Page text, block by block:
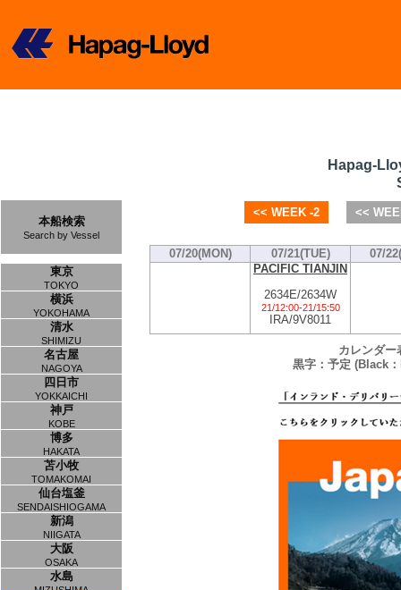
本船検索
Search by Vessel
東京
TOKYO
横浜
YOKOHAMA
清水
SHIMIZU
名古屋
NAGOYA
四日市
YOKKAICHI
神戸
KOBE
博多
HAKATA
苫小牧
TOMAKOMAI
仙台塩釜
SENDAISHIOGAMA
新潟
NIIGATA
大阪
OSAKA
水島
Hapag-
<< WEEK -2 <<
07/20(MON) 07/21(TUE)
07/
PACIFIC TIANJIN
2634E/2634W
21/12:00-21/15:50
IRA/9V8011
カレンダー
黒字：予定 (Black